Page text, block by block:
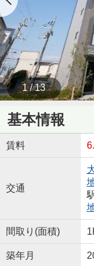
1 / 13
基本情報
賃料
交通
間取り(面積)
築年月